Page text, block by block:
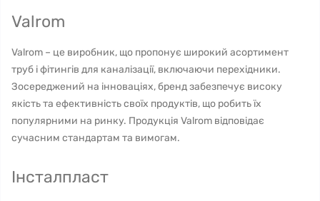
Valrom
Valrom – це виробник, що пропонує широкий асортимент
труб і фітингів для каналізації, включаючи перехідники.
Зосереджений на інноваціях, бренд забезпечує високу
якість та ефективність своїх продуктів, що робить їх
популярними на ринку. Продукція Valrom відповідає
сучасним стандартам та вимогам.
Інсталпласт